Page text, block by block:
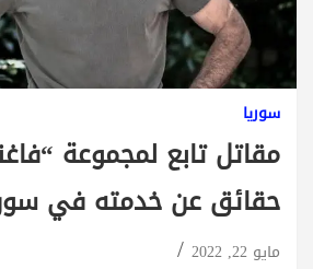
سوريا
مقاتل تابع لمجموعة
حقائق عن خدمته في
مايو 22, 2022